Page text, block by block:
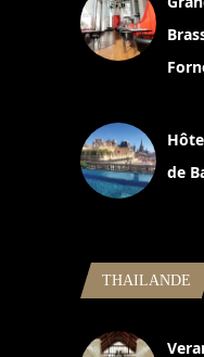
de
THAILANDE